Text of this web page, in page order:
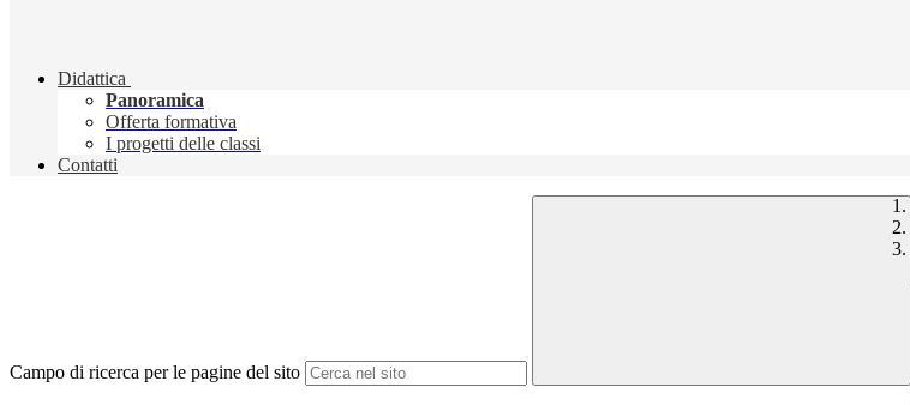
Didattica
Panoramica
Offerta formativa
I progetti delle classi
Contatti
Campo di ricerca per le pagine del sito